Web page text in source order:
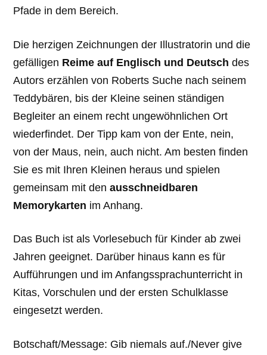
Pfade in dem Bereich.
Die herzigen Zeichnungen der Illustratorin und die
gefälligen Reime auf Englisch und Deutsch des
Autors erzählen von Roberts Suche nach seinem
Teddybären, bis der Kleine seinen ständigen
Begleiter an einem recht ungewöhnlichen Ort
wiederfindet. Der Tipp kam von der Ente, nein,
von der Maus, nein, auch nicht. Am besten finden
Sie es mit Ihren Kleinen heraus und spielen
gemeinsam mit denausschneidbaren
Memorykarten im Anhang.
Das Buch ist als Vorlesebuch für Kinder ab zwei
Jahren geeignet. Darüber hinaus kann es für
Aufführungen und im Anfangssprachunterricht in
Kitas, Vorschulen und der ersten Schulklasse
eingesetzt werden.
Botschaft/Message: Gib niemals auf./Never give